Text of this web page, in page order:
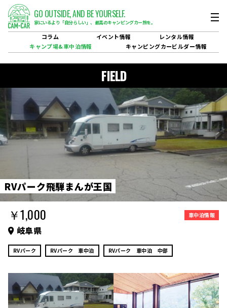
GO OUTSIDE,AND BE YOURSELF.
家にいるより「自分らしい」、 最高のキャンピングカー旅を。
コラム イベント情報 レンタル情報
キャンプ場&車中泊情報 キャンピングカービルダー情報
FIELD
RVパーク飛騨まんが王国
￥1,000
岐阜県
車中泊情報
RVパーク RVパーク 車中泊 RVパーク 車中泊 中部